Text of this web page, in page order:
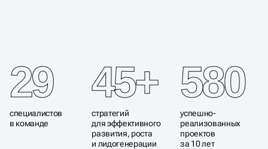
БИЗНЕСУ
29
специалистов
в команде
45+
стратегий
для эффективного
развития, роста
и лидогенерации
580
успешно-
реализованных
проектов
за 10 лет